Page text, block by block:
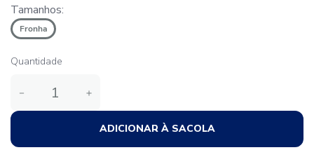
Tamanhos:
Fronha
Quantidade
＋
－
ADICIONAR À SACOLA